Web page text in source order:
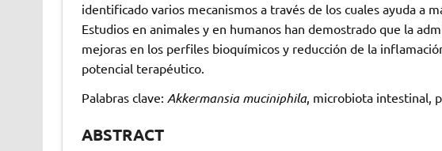
identificado varios mecanismos a través de los cuales ayuda a
Estudios en animales y en humanos han demostrado que la
mejoras en los perfiles bioquímicos y reducción de la
potencial terapéutico.
Palabras clave: Akkermansia muciniphila, microbiota intestinal,
ABSTRACT